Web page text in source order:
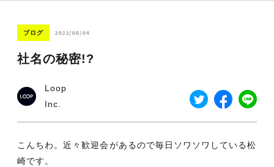
ブログ 2022/08/04
社名の秘密!?
Loop
Inc.
こんちわ。近々歓迎会があるので毎日ソワソワしている松
崎です。